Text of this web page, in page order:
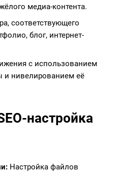
медиа-контента.
соответствующего
блог, интернет-
с использованием
и нивелированием её
настройка
Настройка файлов